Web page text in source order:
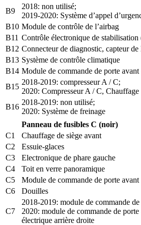
B9
2018: non utilisé;
2019-2020: Système d’appel
B10 Module de contrôle de l’airbag
B11 Contrôle électronique de stabilisation
B12 Connecteur de diagnostic, capteur
B13 Système de contrôle climatique
B14 Module de commande de porte
B15
2018-2019: compresseur A / C;
2020: Compresseur A / C,
B16
2018-2019: non utilisé;
2020: Système de freinage
Panneau de fusibles C (noir)
C1
Chauffage de siège avant
C2
Essuie-glaces
C3
Electronique de phare gauche
C4
Toit en verre panoramique
C5
Module de commande de porte avant
C6
Douilles
C7
2018-2019: module de commande
2020: module de commande de
électrique arrière droite